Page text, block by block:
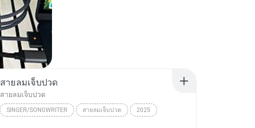
สายลมเจ็บปวด
สายลมเจ็บปวด
SINGER/SONGWRITER สายลมเจ็บปวด 2025